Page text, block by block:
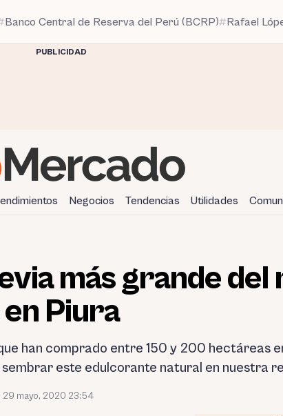
Banco Central de Reserva del Perú (BCRP) Rafael
PUBLICIDAD
Negocios Tendencias Utilidades
más grande del
Piura
han comprado entre 150 y 200 hectáreas
este edulcorante natural en nuestra
29 mayo, 2020 23:54